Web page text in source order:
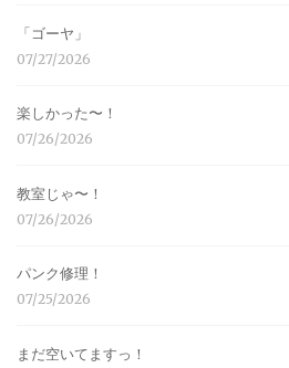
「ゴーヤ」
07/27/2026
楽しかった〜！
07/26/2026
教室じゃ〜！
07/26/2026
パンク修理！
07/25/2026
まだ空いてますっ！